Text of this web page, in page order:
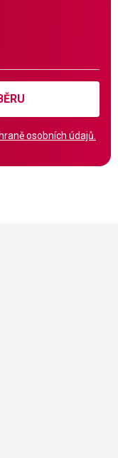
osobních údajů.